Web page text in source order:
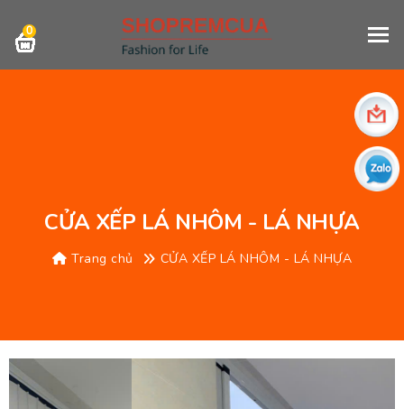
0
CỬA XẾP LÁ NHÔM - LÁ NHỰA
Trang chủ CỬA XẾP LÁ NHÔM - LÁ NHỰA